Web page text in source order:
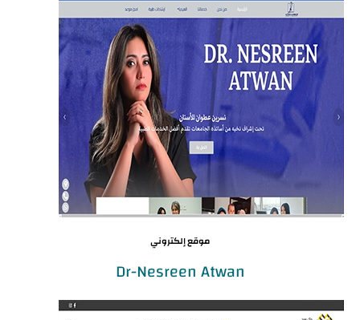
موقع إلكتروني
Dr-Nesreen Atwan